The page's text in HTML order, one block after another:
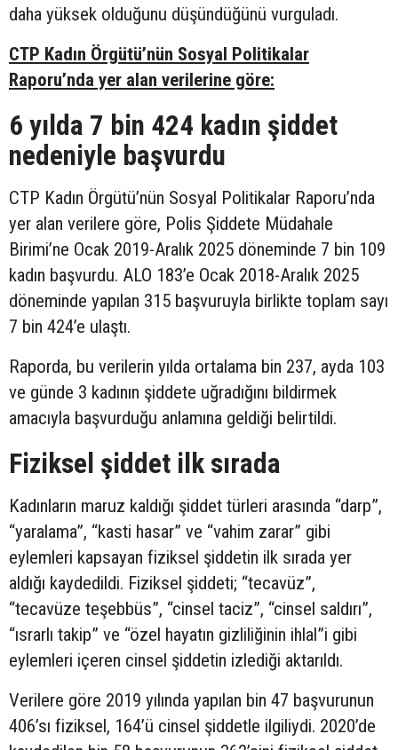
daha yüksek olduğunu düşündüğünü vurguladı.
CTP Kadın Örgütü’nün Sosyal Politikalar
Raporu’nda yer alan verilerine göre:
6 yılda 7 bin 424 kadın şiddet
nedeniyle başvurdu
CTP Kadın Örgütü’nün Sosyal Politikalar Raporu’nda
yer alan verilere göre, Polis Şiddete Müdahale
Birimi’ne Ocak 2019-Aralık 2025 döneminde 7 bin 109
kadın başvurdu. ALO 183’e Ocak 2018-Aralık 2025
döneminde yapılan 315 başvuruyla birlikte toplam sayı
7 bin 424’e ulaştı.
Raporda, bu verilerin yılda ortalama bin 237, ayda 103
ve günde 3 kadının şiddete uğradığını bildirmek
amacıyla başvurduğu anlamına geldiği belirtildi.
Fiziksel şiddet ilk sırada
Kadınların maruz kaldığı şiddet türleri arasında “darp”,
“yaralama”, “kasti hasar” ve “vahim zarar” gibi
eylemleri kapsayan fiziksel şiddetin ilk sırada yer
aldığı kaydedildi. Fiziksel şiddeti; “tecavüz”,
“tecavüze teşebbüs”, “cinsel taciz”, “cinsel saldırı”,
“ısrarlı takip” ve “özel hayatın gizliliğinin ihlal”i gibi
eylemleri içeren cinsel şiddetin izlediği aktarıldı.
Verilere göre 2019 yılında yapılan bin 47 başvurunun
406’sı fiziksel, 164’ü cinsel şiddetle ilgiliydi. 2020’de